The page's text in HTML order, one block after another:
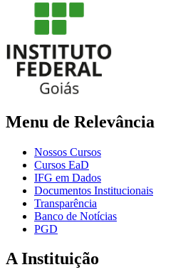
Menu de Relevância
Nossos Cursos
Cursos EaD
IFG em Dados
Documentos Institucionais
Transparência
Banco de Notícias
PGD
A Instituição